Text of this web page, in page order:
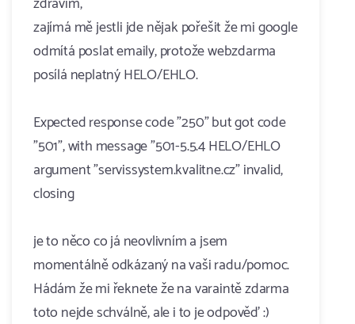
zajímá mě jestli jde nějak pořešit že mi google
odmítá poslat emaily, protože webzdarma
posílá neplatný HELO/EHLO.
Expected response code "250" but got code
"501", with message "501-5.5.4 HELO/EHLO
argument "servi​ssyst​em.kvalitne.cz" invalid,
closing
je to něco co já neovlivním a jsem
momentálně odkázaný na vaši radu/pomoc.
Hádám že mi řeknete že na varaintě zdarma
toto nejde schválně, ale i to je odpověď :)